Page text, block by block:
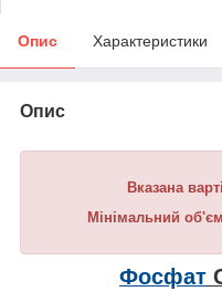
Опис Характеристики
Опис
Вказана
Мінімальний
Фосфат